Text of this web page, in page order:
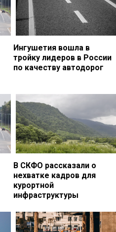
Ингушетия вошла в
тройку лидеров в России
по качеству автодорог
В СКФО рассказали о
нехватке кадров для
курортной
инфраструктуры